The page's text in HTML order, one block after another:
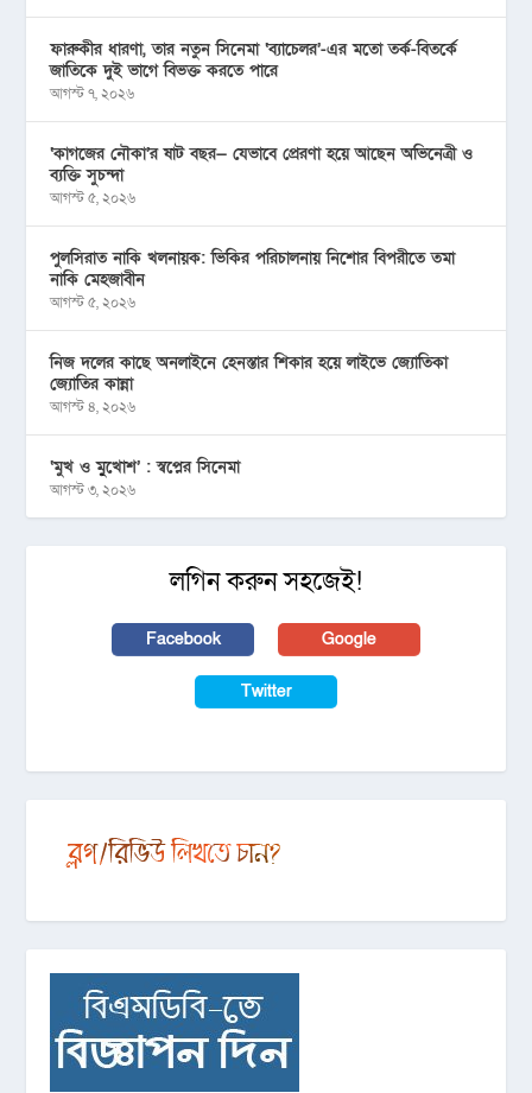
ফারুকীর ধারণা, তার নতুন সিনেমা ‘ব্যাচেলর’-এর মতো তর্ক-বিতর্কে
জাতিকে দুই ভাগে বিভক্ত করতে পারে
আগস্ট ৭, ২০২৬
‘কাগজের নৌকা’র ষাট বছর— যেভাবে প্রেরণা হয়ে আছেন অভিনেত্রী ও
ব্যক্তি সুচন্দা
আগস্ট ৫, ২০২৬
পুলসিরাত নাকি খলনায়ক: ভিকির পরিচালনায় নিশোর বিপরীতে তমা
নাকি মেহজাবীন
আগস্ট ৫, ২০২৬
নিজ দলের কাছে অনলাইনে হেনস্তার শিকার হয়ে লাইভে জ্যোতিকা
জ্যোতির কান্না
আগস্ট ৪, ২০২৬
‘মুখ ও মু্খোশ’ : স্বপ্নের সিনেমা
আগস্ট ৩, ২০২৬
লগিন করুন সহজেই!
Facebook Google
Twitter